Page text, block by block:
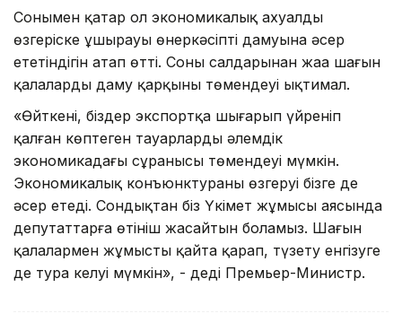
Сонымен қатар ол экономикалық ахуалдың
өзгеріске ұшырауы өнеркәсіптің дамуына әсер
ететіндігін атап өтті. Соның салдарынан жаңа шағын
қалалардың даму қарқыны төмендеуі ықтимал.
«Өйткені, біздер экспортқа шығарып үйреніп
қалған көптеген тауарлардың әлемдік
экономикадағы сұранысы төмендеуі мүмкін.
Экономикалық конъюнктураның өзгеруі бізге де
әсер етеді. Сондықтан біз Үкімет жұмысы аясында
депутаттарға өтініш жасайтын боламыз. Шағын
қалалармен жұмысты қайта қарап, түзету енгізуге
де тура келуі мүмкін», - деді Премьер-Министр.